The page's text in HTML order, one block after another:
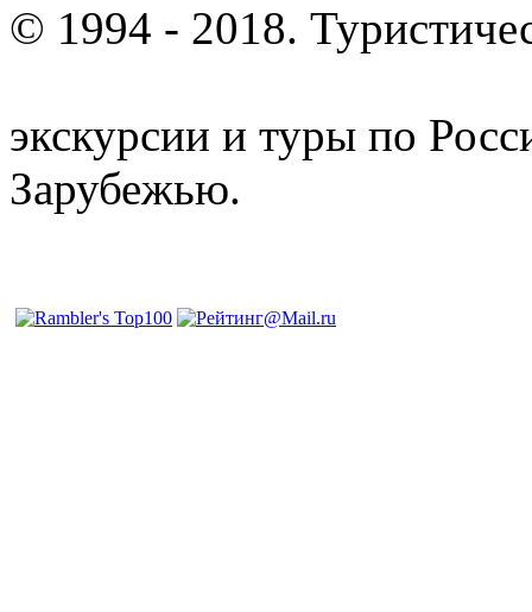
© 1994 - 2018.
экскурсии и туры по
Зарубежью.